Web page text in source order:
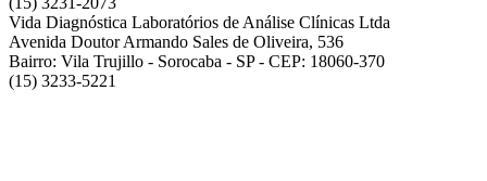
Vida Diagnóstica Laboratórios de Análise Clínicas Ltda
Avenida Doutor Armando Sales de Oliveira, 536
Bairro: Vila Trujillo - Sorocaba - SP - CEP: 18060-370
(15) 3233-5221